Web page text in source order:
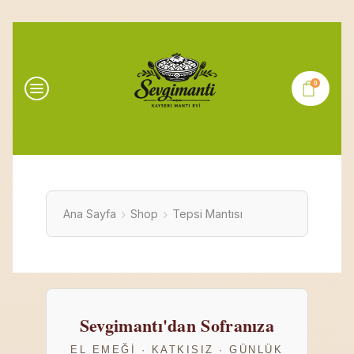
0
Ana Sayfa Shop Tepsi Mantısı
Sevgimantı'dan Sofranıza
EL EMEĞI · KATKISIZ · GÜNLÜK